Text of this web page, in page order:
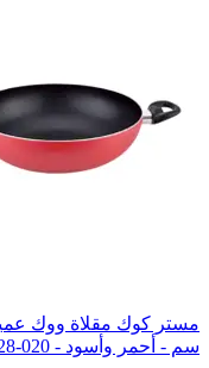
سم - أحمر وأسود - 020-1153/28